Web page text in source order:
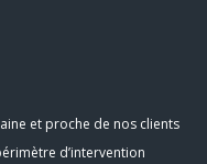
et proche de nos clients
d’intervention